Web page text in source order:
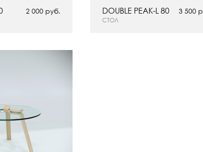
2 000 руб. 3 500
СТОЛ
DOUBLE PEAK-L 80